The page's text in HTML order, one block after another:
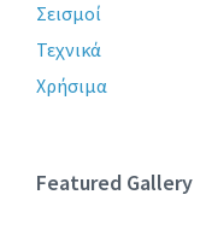
Σεισμοί
Τεχνικά
Χρήσιμα
Featured Gallery